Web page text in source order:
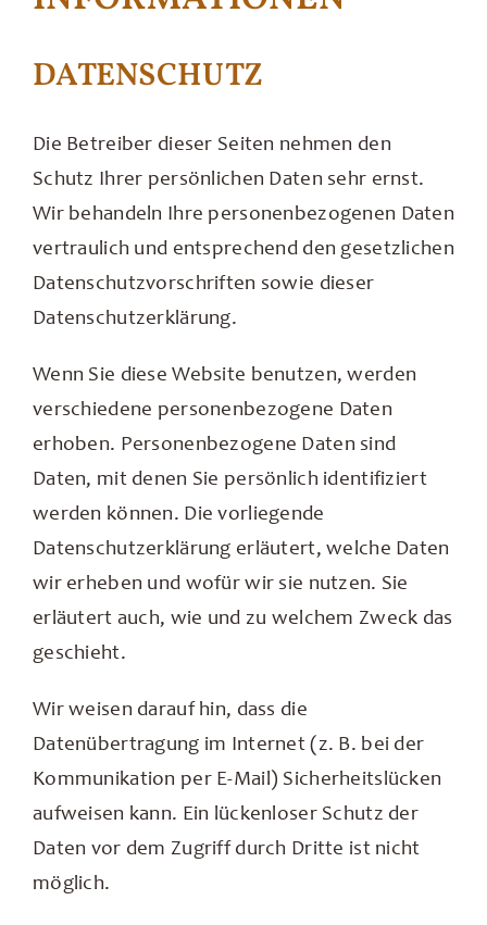
DATENSCHUTZ
Die Betreiber dieser Seiten nehmen den
Schutz Ihrer persönlichen Daten sehr ernst.
Wir behandeln Ihre personenbezogenen Daten
vertraulich und entsprechend den gesetzlichen
Datenschutzvorschriften sowie dieser
Datenschutzerklärung.
Wenn Sie diese Website benutzen, werden
verschiedene personenbezogene Daten
erhoben. Personenbezogene Daten sind
Daten, mit denen Sie persönlich identifiziert
werden können. Die vorliegende
Datenschutzerklärung erläutert, welche Daten
wir erheben und wofür wir sie nutzen. Sie
erläutert auch, wie und zu welchem Zweck das
geschieht.
Wir weisen darauf hin, dass die
Datenübertragung im Internet (z. B. bei der
Kommunikation per E-Mail) Sicherheitslücken
aufweisen kann. Ein lückenloser Schutz der
Daten vor dem Zugriff durch Dritte ist nicht
möglich.